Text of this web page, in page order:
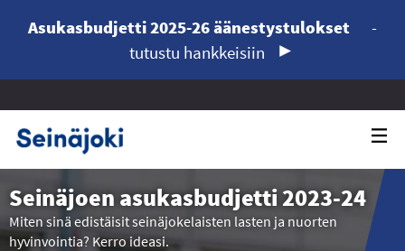
Asukasbudjetti 2025-26 äänestystulokset
-
tutustu hankkeisiin
Seinäjoen asukasbudjetti 2023-24
Miten sinä edistäisit seinäjokelaisten lasten ja nuorten
hyvinvointia? Kerro ideasi.